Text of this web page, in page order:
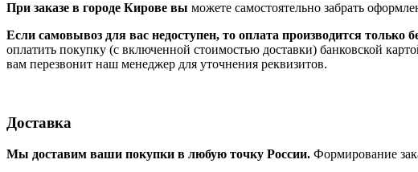
При заказе в городе Кирове вы можете самостоятельно забрать
Если самовывоз для вас недоступен, то оплата производится только
оплатить покупку (с включенной стоимостью доставки) банковской
вам перезвонит наш менеджер для уточнения реквизитов.
Доставка
Мы доставим ваши покупки в любую точку России. Формирование